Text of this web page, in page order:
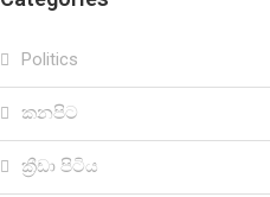
Politics
කනපිට
ක්‍රීඩා පිටිය